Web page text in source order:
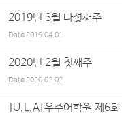
2019년 3월 다섯째주
Date2019.04.01
2020년 2월 첫째주
Date2020.02.02
[U.L.A]우주어학원 제6회